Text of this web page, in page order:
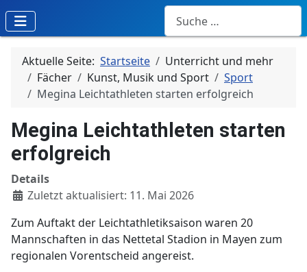
Suchen
Aktuelle Seite: Startseite
Unterricht und mehr
Fächer
Kunst, Musik und Sport
Sport
Megina Leichtathleten starten erfolgreich
Megina Leichtathleten starten
erfolgreich
Details
Zuletzt aktualisiert: 11. Mai 2026
Zum Auftakt der Leichtathletiksaison waren 20
Mannschaften in das Nettetal Stadion in Mayen zum
regionalen Vorentscheid angereist.